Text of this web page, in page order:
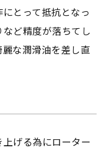
とって抵抗となっ
ど精度が落ちてし
な潤滑油を差し直
げる為にローター